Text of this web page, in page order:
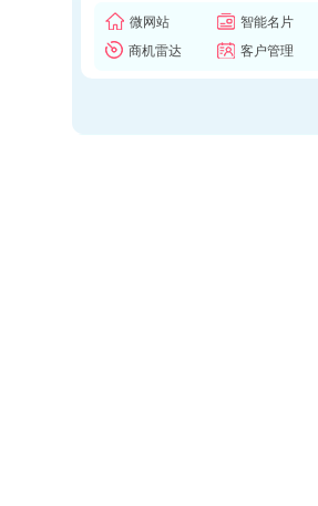
微网站
智能名片
商机雷达
客户管理